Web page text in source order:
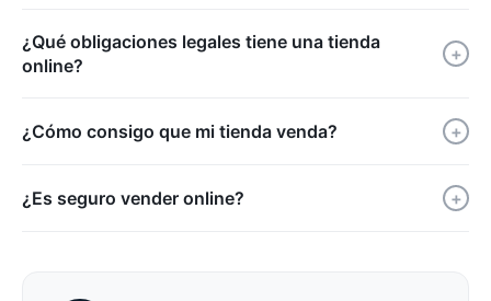
¿Qué obligaciones legales tiene una tienda
online?
+
¿Cómo consigo que mi tienda venda? +
¿Es seguro vender online? +